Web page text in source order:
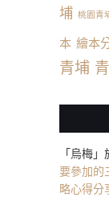
埔 桃園青
本 繪本
青埔
「烏梅」
要參加的
略心得分